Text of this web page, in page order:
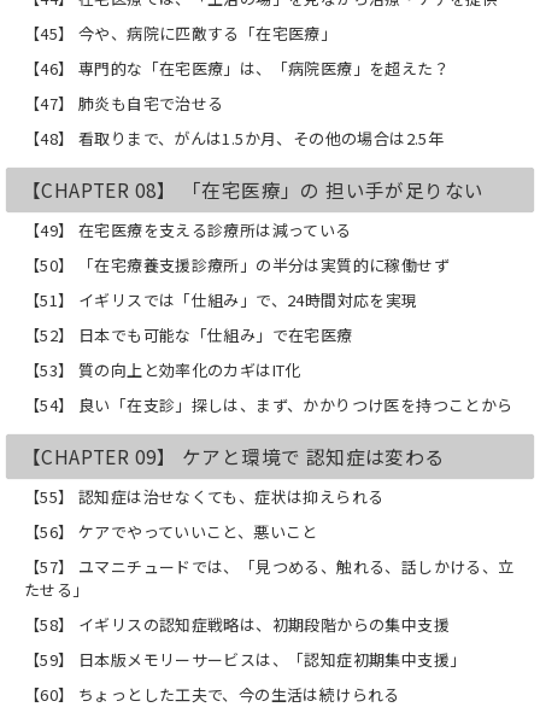
【45】 今や、病院に匹敵する「在宅医療」
【46】 専門的な「在宅医療」は、「病院医療」を超えた？
【47】 肺炎も自宅で治せる
【48】 看取りまで、がんは1.5か月、その他の場合は2.5年
【CHAPTER 08】 「在宅医療」の 担い手が足りない
【49】 在宅医療を支える診療所は減っている
【50】 「在宅療養支援診療所」の半分は実質的に稼働せず
【51】 イギリスでは「仕組み」で、24時間対応を実現
【52】 日本でも可能な「仕組み」で在宅医療
【53】 質の向上と効率化のカギはIT化
【54】 良い「在支診」探しは、まず、かかりつけ医を持つことから
【CHAPTER 09】 ケアと環境で 認知症は変わる
【55】 認知症は治せなくても、症状は抑えられる
【56】 ケアでやっていいこと、悪いこと
【57】 ユマニチュードでは、「見つめる、触れる、話しかける、立
たせる」
【58】 イギリスの認知症戦略は、初期段階からの集中支援
【59】 日本版メモリーサービスは、「認知症初期集中支援」
【60】 ちょっとした工夫で、今の生活は続けられる